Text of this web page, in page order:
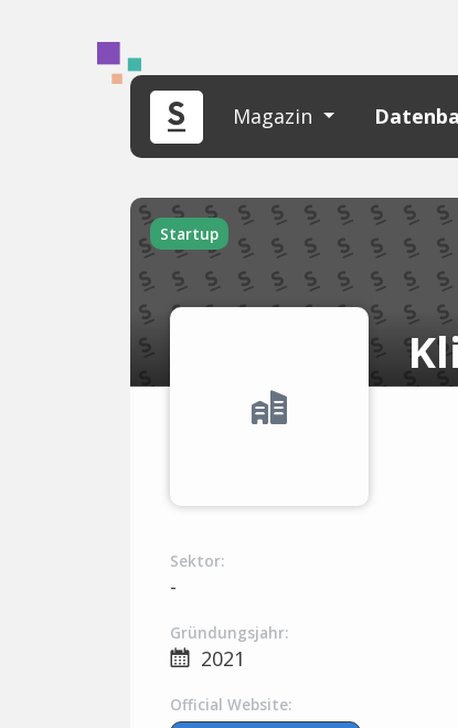
Magazin
Startup
Sektor:
-
Gründungsjahr:
2021
Official Website: